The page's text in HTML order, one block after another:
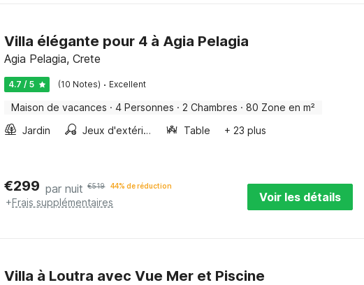
Villa élégante pour 4 à Agia Pelagia
Agia Pelagia, Crete
4.7 / 5 (10 Notes) · Excellent
Maison de vacances · 4 Personnes · 2 Chambres · 80 Zone en m²
Jardin
Jeux d'extérieur Table + 23 plus
€299 par nuit €519 44% de réduction
+Frais supplémentaires Voir les détails
Villa à Loutra avec Vue Mer et Piscine